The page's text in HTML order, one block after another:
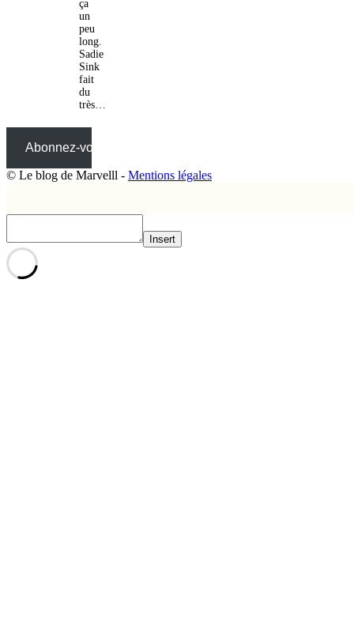
ça
un
peu
long.
Sadie
Sink
fait
du
très…
Abonnez-vous
© Le blog de Marvelll - Mentions légales
Insert